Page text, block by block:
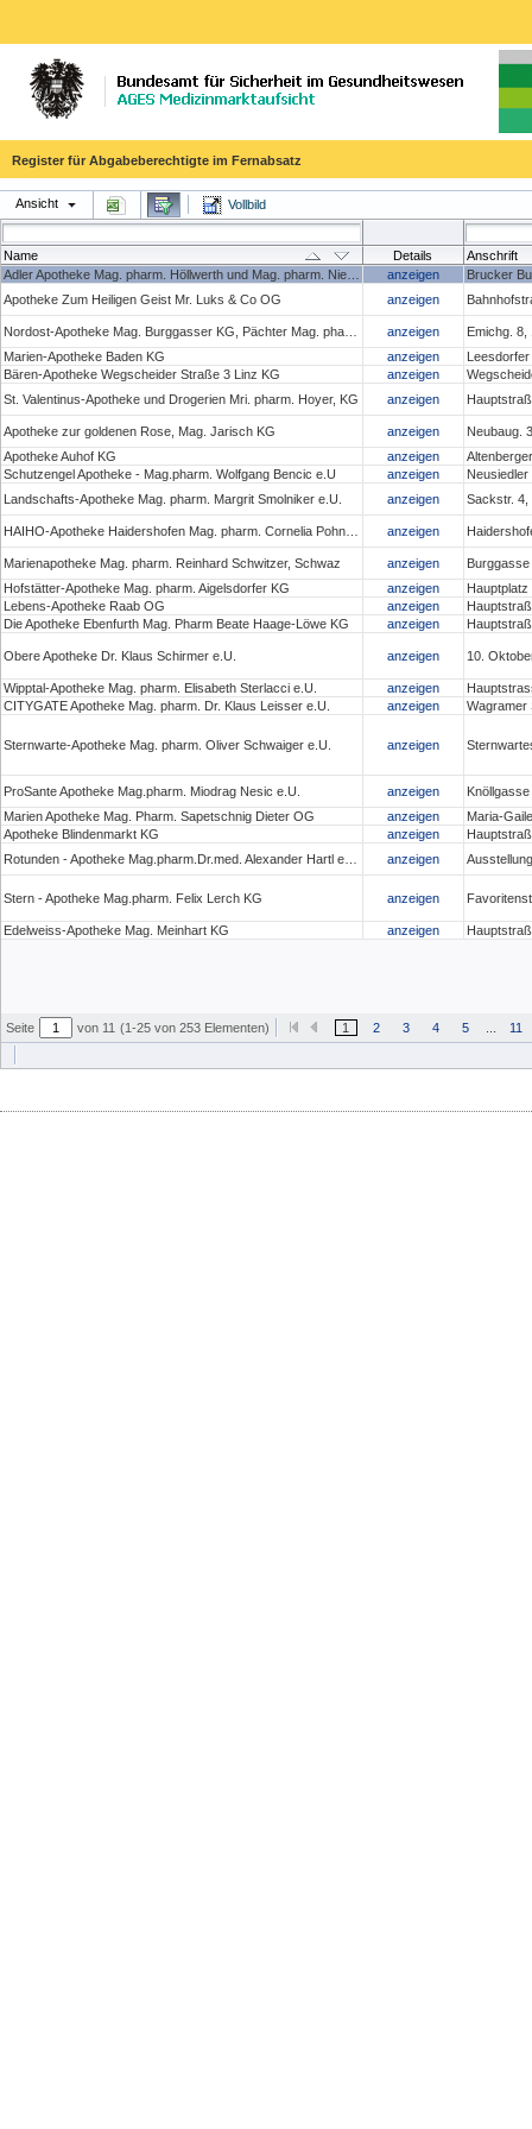
Register für Abgabeberechtigte im Fernabsatz
Ansicht Vollbild
Name Details
Anschrift
anzeigen
Brucker
Apotheke Zum Heiligen Geist Mr. Luks & Co OG
anzeigen
anzeigen
Emichg. 8,
Marien-Apotheke Baden KG
anzeigen
Bären-Apotheke Wegscheider Straße 3 Linz KG
anzeigen
St. Valentinus-Apotheke und Drogerien Mri. pharm. Hoyer, KG
anzeigen
Apotheke zur goldenen Rose, Mag. Jarisch KG anzeigen
Neubaug.
Apotheke Auhof KG
anzeigen
Schutzengel Apotheke - Mag.pharm. Wolfgang Bencic e.U
anzeigen
Landschafts-Apotheke Mag. pharm. Margrit Smolniker e.U.
anzeigen Sackstr. 4,
anzeigen
Marienapotheke Mag. pharm. Reinhard Schwitzer, Schwaz anzeigen
Hofstätter-Apotheke Mag. pharm. Aigelsdorfer KG
anzeigen
Lebens-Apotheke Raab OG
anzeigen
Die Apotheke Ebenfurth Mag. Pharm Beate Haage-Löwe KG
anzeigen
Obere Apotheke Dr. Klaus Schirmer e.U. anzeigen 10.
Wipptal-Apotheke Mag. pharm. Elisabeth Sterlacci e.U. anzeigen
CITYGATE Apotheke Mag. pharm. Dr. Klaus Leisser e.U.
anzeigen Wagramer
Sternwarte-Apotheke Mag. pharm. Oliver Schwaiger e.U. anzeigen
ProSante Apotheke Mag.pharm. Miodrag Nesic e.U. anzeigen
Marien Apotheke Mag. Pharm. Sapetschnig Dieter OG
anzeigen
Maria-
Apotheke Blindenmarkt KG
anzeigen
anzeigen
Stern - Apotheke Mag.pharm. Felix Lerch KG anzeigen
Edelweiss-Apotheke Mag. Meinhart KG anzeigen
Seite von 11 (1-25 von 253 Elementen) 1 2 3 4 5 11